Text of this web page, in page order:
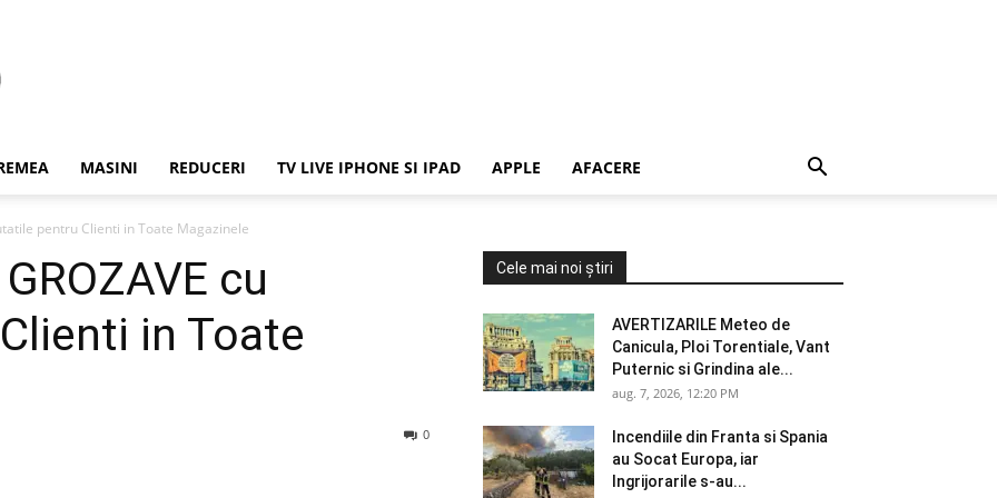
MASINI REDUCERI TV LIVE IPHONE SI IPAD APPLE AFACERE
pentru Clienti in Toate Magazinele
cu
in Toate
0
Cele mai noi știri
AVERTIZARILE Meteo de
Canicula, Ploi Torentiale, Vant
Puternic si Grindina ale...
aug. 7, 2026, 12:20 PM
Incendiile din Franta si Spania
au Socat Europa, iar
Ingrijorarile s-au...